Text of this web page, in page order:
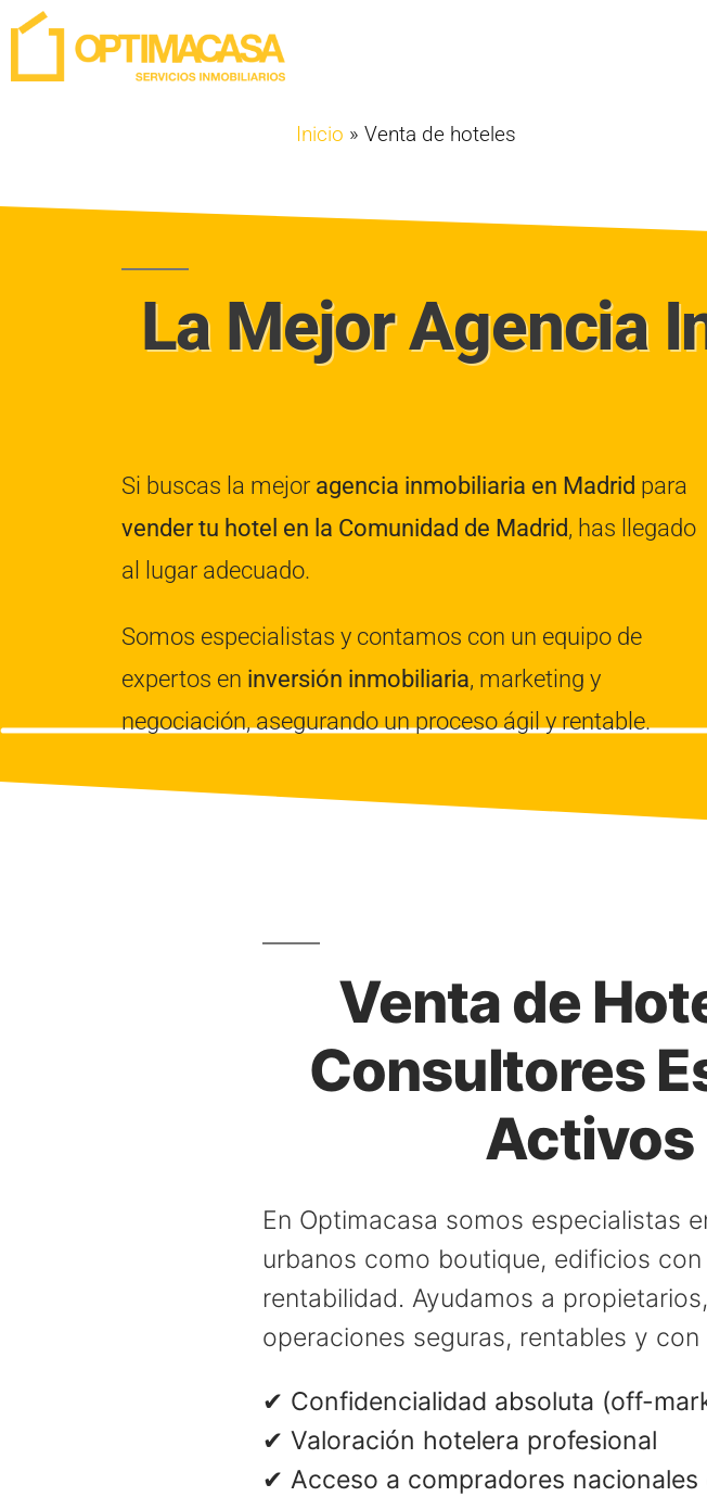
Inicio » Venta de hoteles
La Mejor Agencia
Si buscas la mejor agencia inmobiliaria en Madrid para
vender tu hotel en la Comunidad de Madrid, has llegado
al lugar adecuado.
Somos especialistas y contamos con un equipo de
expertos en inversión inmobiliaria, marketing y
negociación, asegurando un proceso ágil y rentable.
Venta de
Consultores
Activos
En Optimacasa somos especialistas
urbanos como boutique, edificios
rentabilidad. Ayudamos a
operaciones seguras, rentables y
✔ Confidencialidad absoluta (off-
✔ Valoración hotelera profesional
✔ Acceso a compradores nacionales